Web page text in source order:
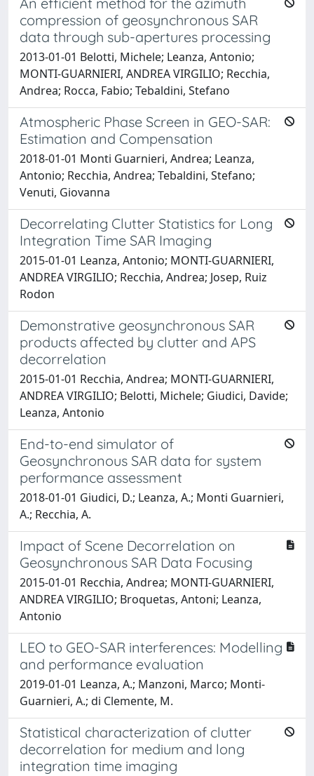
compression of geosynchronous SAR
data through sub-apertures processing
2013-01-01 Belotti, Michele; Leanza, Antonio;
MONTI-GUARNIERI, ANDREA VIRGILIO; Recchia,
Andrea; Rocca, Fabio; Tebaldini, Stefano
Atmospheric Phase Screen in GEO-SAR:
Estimation and Compensation
2018-01-01 Monti Guarnieri, Andrea; Leanza,
Antonio; Recchia, Andrea; Tebaldini, Stefano;
Venuti, Giovanna
Decorrelating Clutter Statistics for Long
Integration Time SAR Imaging
2015-01-01 Leanza, Antonio; MONTI-GUARNIERI,
ANDREA VIRGILIO; Recchia, Andrea; Josep, Ruiz
Rodon
Demonstrative geosynchronous SAR
products affected by clutter and APS
decorrelation
2015-01-01 Recchia, Andrea; MONTI-GUARNIERI,
ANDREA VIRGILIO; Belotti, Michele; Giudici, Davide;
Leanza, Antonio
End-to-end simulator of
Geosynchronous SAR data for system
performance assessment
2018-01-01 Giudici, D.; Leanza, A.; Monti Guarnieri,
A.; Recchia, A.
Impact of Scene Decorrelation on
Geosynchronous SAR Data Focusing
2015-01-01 Recchia, Andrea; MONTI-GUARNIERI,
ANDREA VIRGILIO; Broquetas, Antoni; Leanza,
Antonio
LEO to GEO-SAR interferences: Modelling
and performance evaluation
2019-01-01 Leanza, A.; Manzoni, Marco; Monti-
Guarnieri, A.; di Clemente, M.
Statistical characterization of clutter
decorrelation for medium and long
integration time imaging